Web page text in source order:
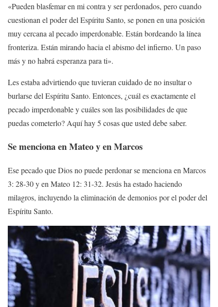
«Pueden blasfemar en mi contra y ser perdonados, pero cuando
cuestionan el poder del Espíritu Santo, se ponen en una posición
muy cercana al pecado imperdonable. Están bordeando la línea
fronteriza. Están mirando hacia el abismo del infierno. Un paso
más y no habrá esperanza para ti».
Les estaba advirtiendo que tuvieran cuidado de no insultar o
burlarse del Espíritu Santo. Entonces, ¿cuál es exactamente el
pecado imperdonable y cuáles son las posibilidades de que
puedas cometerlo? Aquí hay 5 cosas que usted debe saber.
Se menciona en Mateo y en Marcos
Ese pecado que Dios no puede perdonar se menciona en Marcos
3: 28-30 y en Mateo 12: 31-32. Jesús ha estado haciendo
milagros, incluyendo la eliminación de demonios por el poder del
Espíritu Santo.